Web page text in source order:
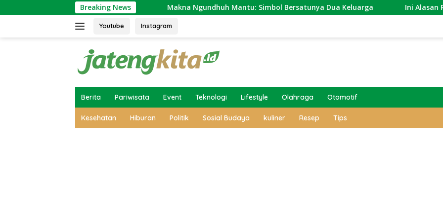
to
Breaking NewsMakna Ngundhuh Mantu: Simbol Bersatunya Dua Keluarga Ini Alasan Revitalisasi
Youtube Instagram
Berita Pariwisata Event Teknologi Lifestyle Olahraga Otomotif
Kesehatan Hiburan Politik Sosial Budaya kuliner Resep Tips